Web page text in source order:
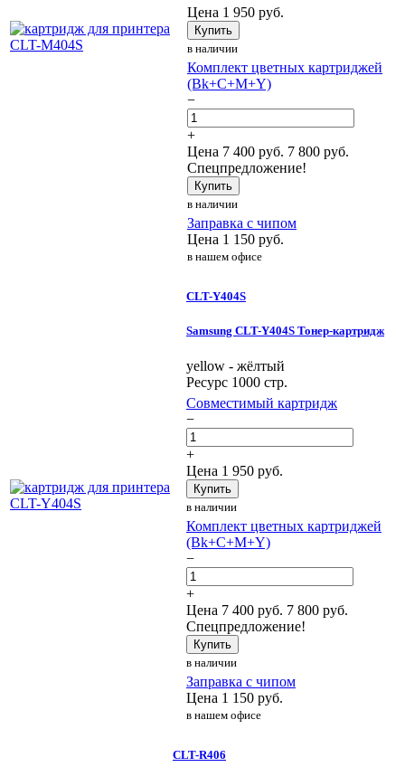
Цена 1 950 руб.
Купить
в наличии
Комплект цветных картриджей
(Bk+C+M+Y)
−
+
Цена 7 400 руб. 7 800 руб.
Спецпредложение!
Купить
в наличии
Заправка с чипом
Цена 1 150 руб.
в нашем офисе
CLT-Y404S
Samsung CLT-Y404S Тонер-картридж
yellow - жёлтый
Ресурс 1000 стр.
Совместимый картридж
−
+
Цена 1 950 руб.
Купить
в наличии
Комплект цветных картриджей
(Bk+C+M+Y)
−
+
Цена 7 400 руб. 7 800 руб.
Спецпредложение!
Купить
в наличии
Заправка с чипом
Цена 1 150 руб.
в нашем офисе
CLT-R406